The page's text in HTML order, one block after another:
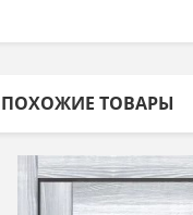
ПОХОЖИЕ ТОВАРЫ
Выбрать >